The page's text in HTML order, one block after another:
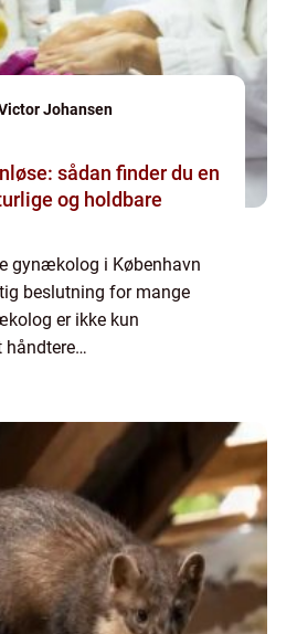
Johansen
sådan finder du en
og holdbare
gynækolog i København
beslutning for mange
er ikke kun
håndtere